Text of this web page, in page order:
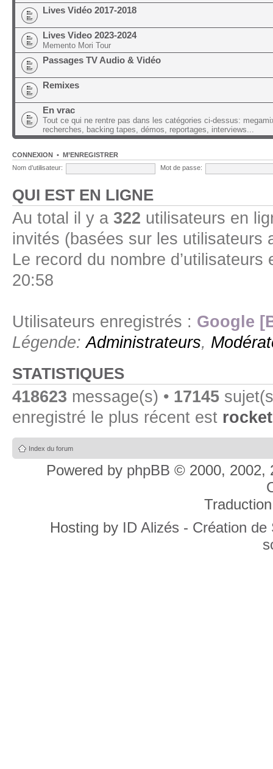
Lives Vidéo 2017-2018
Lives Video 2023-2024
Memento Mori Tour
Passages TV Audio & Vidéo
Remixes
En vrac
Tout ce qui ne rentre pas dans les catégories ci-dessus:
recherches, backing tapes, démos, reportages, interviews...
CONNEXION • M’ENREGISTRER
Nom d’utilisateur:
Mot de passe:
QUI EST EN LIGNE
Au total il y a 322 utilisateurs en
invités (basées sur les utilisateurs
Le record du nombre
20:58
Utilisateurs enregistrés : Google
Légende:Administrateurs,
STATISTIQUES
418623 message(s) • 17145
enregistré le plus récent est
Index du forum
Powered by phpBB © 2000, 2002,
Hosting by ID Alizés - Création